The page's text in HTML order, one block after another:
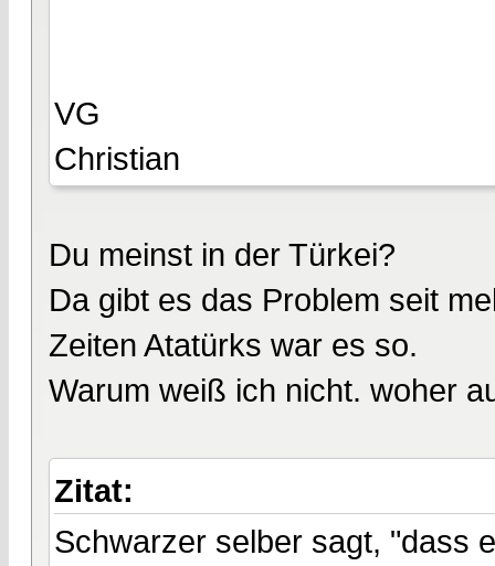
VG
Christian
Du meinst in der Türkei?
Da gibt es das Problem seit
Zeiten Atatürks war es so.
Warum weiß ich nicht. woher
Zitat:
Schwarzer selber sagt, "dass